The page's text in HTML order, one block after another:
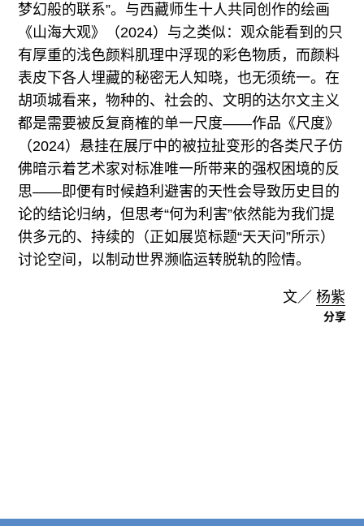
梦幻般的联系”。与西藏师生十人共同创作的绘画
《山海大观》（2024）与之类似：观众能看到的只
有厚重的浅色颜料肌理中浮现的彩色物质，而颜料
表皮下各人埋藏的秘密无人知晓，也无须统一。在
胡项城看来，物种的、社会的、文明的达尔文主义
都是需要被反复商榷的单一尺度——作品《尺度》
（2024）悬挂在展厅中的被拉扯变形的各类尺子仿
佛暗示着艺术家对标准唯一所带来的强权困境的反
思——即便有时候趋利避害的天性会导致历史目的
论的结论归纳，但思考“何为利害”依然能为我们提
供多元的、持续的（正如展览标题“天天问”所示）
讨论空间，以制动世界濒临运转脱轨的险情。
文／ 杨紫
分享